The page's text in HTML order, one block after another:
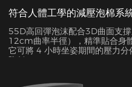
符合人體工學的減壓泡棉系
55D高回彈泡沫配合3D曲面支
12cm曲率半徑），精準貼合身
它可將 4 小時坐姿期間的壓力
降低 38%。